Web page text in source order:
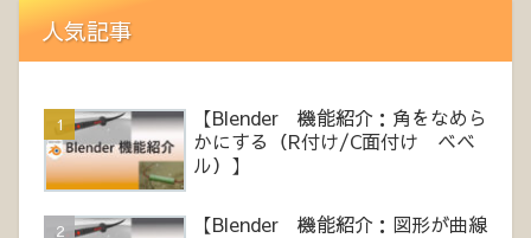
人気記事
【Blender 機能紹介：角をなめら
かにする（R付け/C面付け ベベ
ル）】
【Blender 機能紹介：図形が曲線